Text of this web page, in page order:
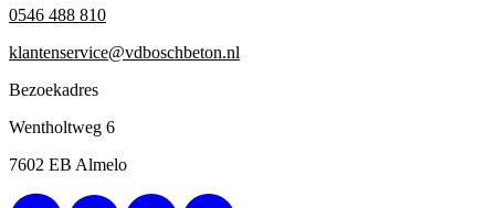
0546 488 810
klantenservice@vdboschbeton.nl
Bezoekadres
Wentholtweg 6
7602 EB Almelo